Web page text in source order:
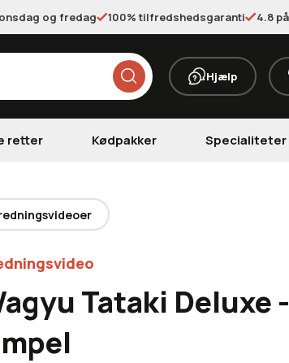
og fredag 100% tilfredshedsgaranti 4.8
Hjælp
retter Kødpakker Specialiteter
Tataki Deluxe -